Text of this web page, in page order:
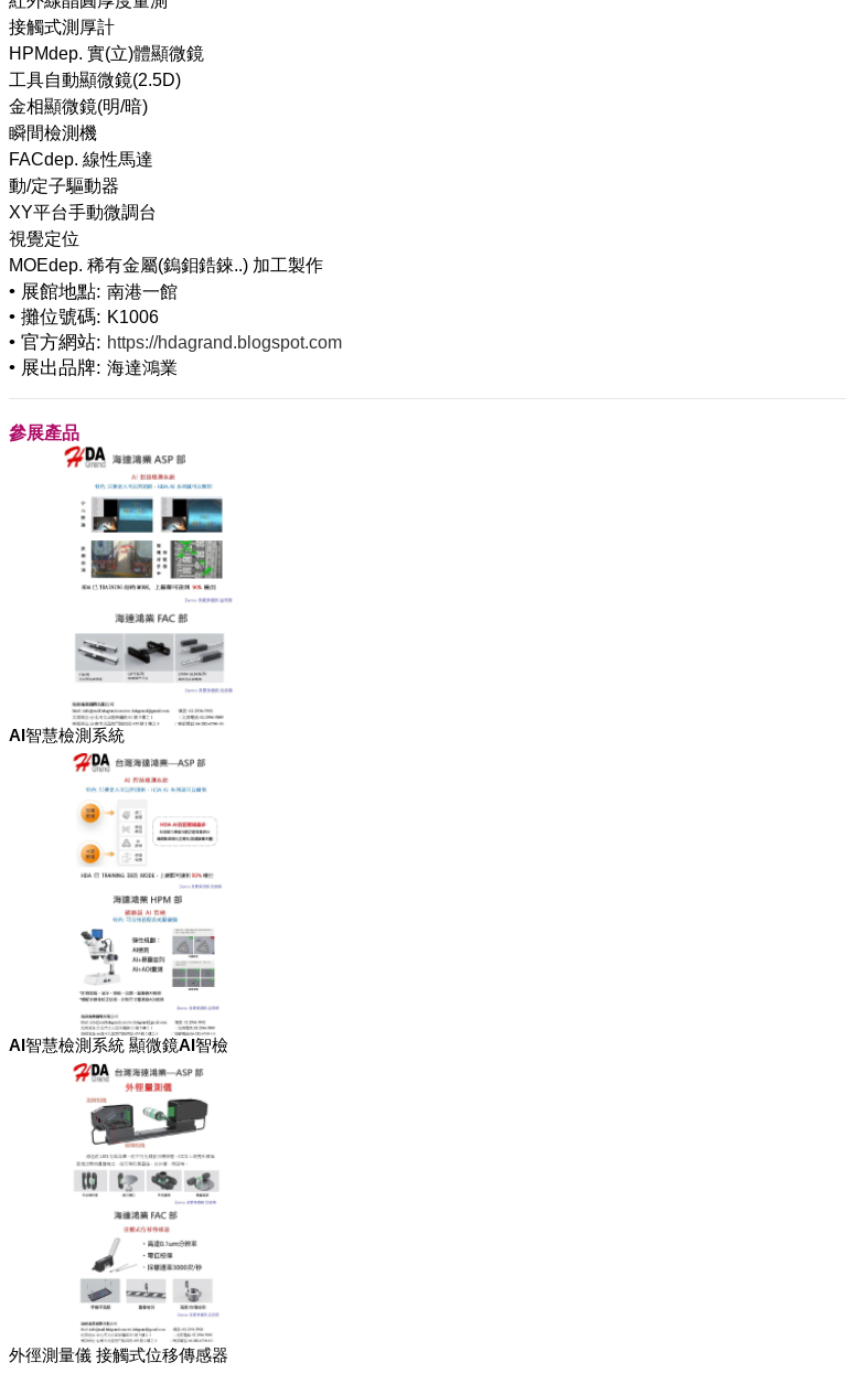
接觸式測厚計
HPMdep. 實(立)體顯微鏡
工具自動顯微鏡(2.5D)
金相顯微鏡(明/暗)
瞬間檢測機
FACdep. 線性馬達
動/定子驅動器
XY平台手動微調台
視覺定位
• 展館地點: 南港一館
• 攤位號碼: K1006
• 官方網站: https://hdagrand.blogspot.com
• 展出品牌: 海達鴻業
參展產品
AI智慧檢測系統
AI智慧檢測系統 顯微鏡AI智檢
外徑測量儀 接觸式位移傳感器